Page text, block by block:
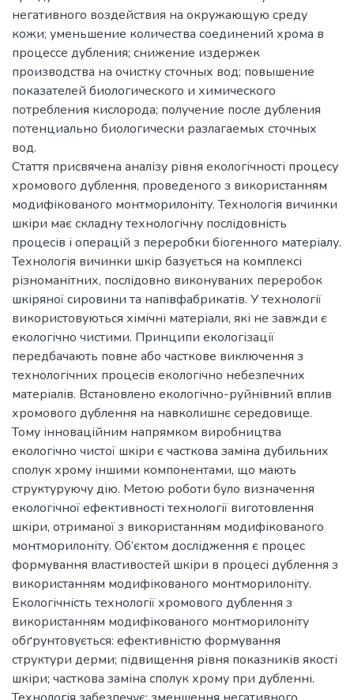
негативного воздействия на окружающую среду
кожи; уменьшение количества соединений хрома в
процессе дубления; снижение издержек
производства на очистку сточных вод; повышение
показателей биологического и химического
потребления кислорода; получение после дубления
потенциально биологически разлагаемых сточных
вод.
Стаття присвячена аналізу рівня екологічності процесу
хромового дублення, проведеного з використанням
модифікованого монтморилоніту. Технологія вичинки
шкіри має складну технологічну послідовність
процесів і операцій з переробки біогенного матеріалу.
Технологія вичинки шкір базується на комплексі
різноманітних, послідовно виконуваних переробок
шкіряної сировини та напівфабрикатів. У технології
використовуються хімічні матеріали, які не завжди є
екологічно чистими. Принципи екологізації
передбачають повне або часткове виключення з
технологічних процесів екологічно небезпечних
матеріалів. Встановлено екологічно-руйнівний вплив
хромового дублення на навколишнє середовище.
Тому інноваційним напрямком виробництва
екологічно чистої шкіри є часткова заміна дубильних
сполук хрому іншими компонентами, що мають
структуруючу дію. Метою роботи було визначення
екологічної ефективності технології виготовлення
шкіри, отриманої з використанням модифікованого
монтморилоніту. Об’єктом дослідження є процес
формування властивостей шкіри в процесі дублення з
використанням модифікованого монтморилоніту.
Екологічність технології хромового дублення з
використанням модифікованого монтморилоніту
обґрунтовується: ефективністю формування
структури дерми; підвищення рівня показників якості
шкіри; часткова заміна сполук хрому при дубленні.